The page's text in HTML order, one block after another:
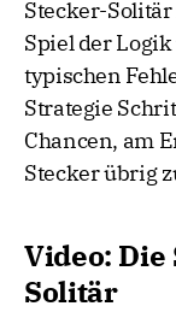
Stecker-
Spiel der
typischen
Strategie
Chancen, am
Stecker übrig
Video:
Solitär